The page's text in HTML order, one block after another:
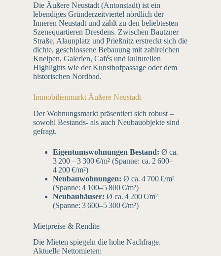
Die Äußere Neustadt (Antonstadt) ist ein
lebendiges Gründerzeitviertel nördlich der
Inneren Neustadt und zählt zu den beliebtesten
Szenequartieren Dresdens. Zwischen Bautzner
Straße, Alaunplatz und Prießnitz erstreckt sich die
dichte, geschlossene Bebauung mit zahlreichen
Kneipen, Galerien, Cafés und kulturellen
Highlights wie der Kunsthofpassage oder dem
historischen Nordbad.
Immobilienmarkt Äußere Neustadt
Der Wohnungsmarkt präsentiert sich robust –
sowohl Bestands- als auch Neubauobjekte sind
gefragt.
Eigentumswohnungen Bestand: Ø ca.
3 200 – 3 300 €/m² (Spanne: ca. 2 600–
4 200 €/m²)
Neubauwohnungen: Ø ca. 4 700 €/m²
(Spanne: 4 100–5 800 €/m²)
Neubauhäuser: Ø ca. 4 200 €/m²
(Spanne: 3 600–5 300 €/m²)
Mietpreise & Rendite
Die Mieten spiegeln die hohe Nachfrage.
Aktuelle Nettomieten: